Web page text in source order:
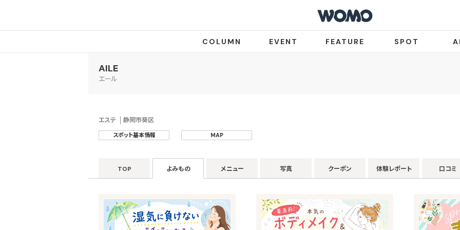
COLUMN EVENT FEATURE SPOT
AILE
エール
エステ 静岡市葵区
スポット基本情報 MAP
TOP よみもの メニュー 写真 クーポン 体験レポート 口コミ